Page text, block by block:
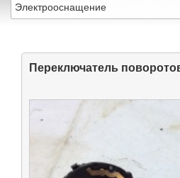
Электрооснащение
Переключатель